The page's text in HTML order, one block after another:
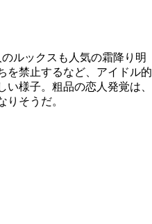
ルックスも人気の霜降り明
を禁止するなど、アイドル的
い様子。粗品の恋人発覚は、
りそうだ。